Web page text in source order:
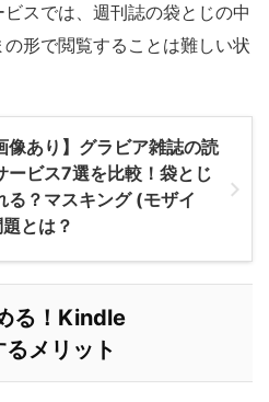
スでは、週刊誌の袋とじの中
形で閲覧することは難しい状
像あり】グラビア雑誌の読
ービス7選を比較！袋とじ
る？マスキング (モザイ
とは？
る！Kindle
メリット